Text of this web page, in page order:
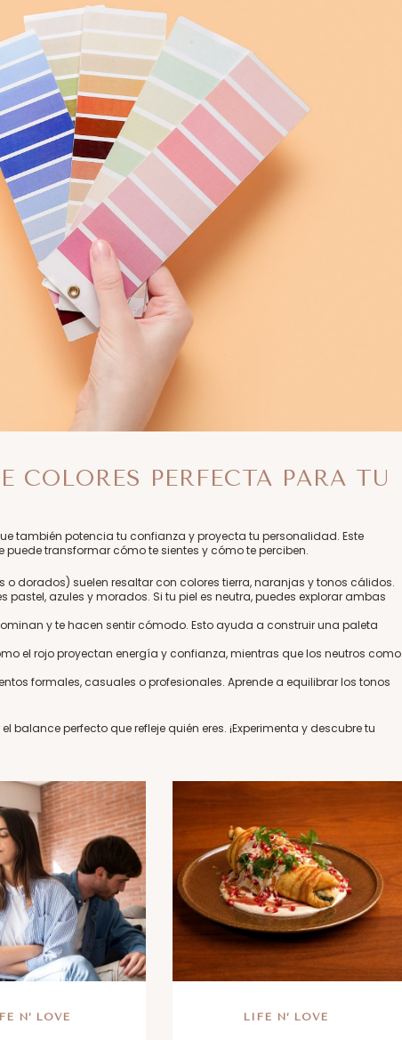
COLORES PERFECTA PARA TU
también potencia tu confianza y proyecta tu personalidad. Este
transformar cómo te sientes y cómo te perciben.
o dorados) suelen resaltar con colores tierra, naranjas y tonos cálidos.
azules y morados. Si tu piel es neutra, puedes explorar ambas
y te hacen sentir cómodo. Esto ayuda a construir una paleta
el rojo proyectan energía y confianza, mientras que los neutros como
formales, casuales o profesionales. Aprende a equilibrar los tonos
perfecto que refleje quién eres. ¡Experimenta y descubre tu
N’ LOVE LIFE N’ LOVE